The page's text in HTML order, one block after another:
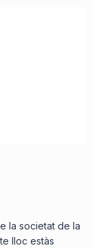
la societat de la
lloc estàs